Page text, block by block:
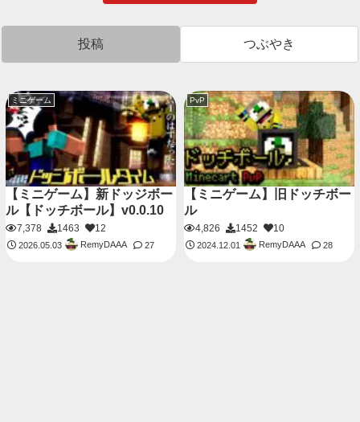
投稿 つぶやき
ミニゲーム
【ミニゲーム】新ドッジボー
ル【ドッチボール】v0.0.10
7,378 1463 12
2026.05.03 RemyDAAA 27
PvP
【ミニゲーム】旧ドッチボー
ル
4,826 1452 10
2024.12.01 RemyDAAA 28